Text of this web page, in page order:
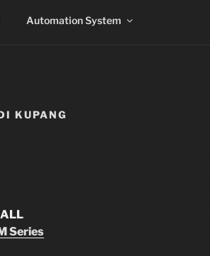
Automation System
KUPANG
Series